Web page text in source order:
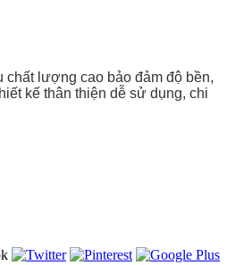
chất lượng cao bảo đảm độ bền,
kế thân thiện dễ sử dụng, chi